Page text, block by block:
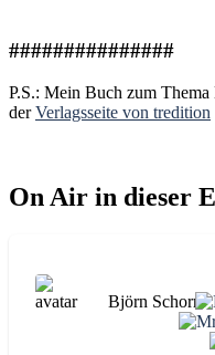
###############
P.S.: Mein Buch zum
derVerlagsseite von tredition
On Air in dieser
Björn Schorre